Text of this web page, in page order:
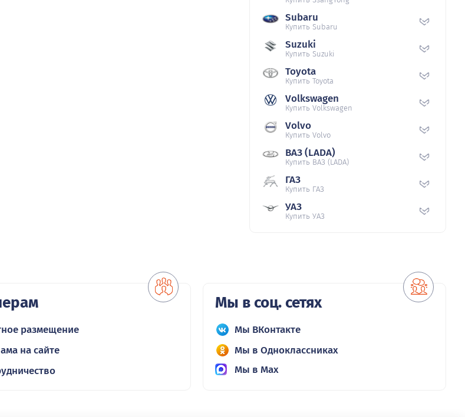
Subaru
Купить Subaru
Suzuki
Купить Suzuki
Toyota
Купить Toyota
Volkswagen
Купить Volkswagen
Volvo
Купить Volvo
ВАЗ (LADA)
Купить ВАЗ (LADA)
ГАЗ
Купить ГАЗ
УАЗ
Купить УАЗ
размещение
на сайте
Мы в соц. сетях
Мы ВКонтакте
Мы в Одноклассниках
Мы в Max